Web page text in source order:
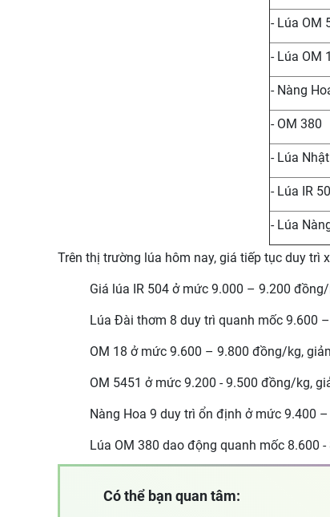
- Lúa OM
- Lúa OM
- Nàng
- OM 380
- Lúa Nhật
- Lúa IR
- Lúa
Trên thị trường lúa hôm nay, giá tiếp tục duy
Giá lúa IR 504 ở mức 9.000 – 9.200
Lúa Đài thơm 8 duy trì quanh mốc 9.600
OM 18 ở mức 9.600 – 9.800 đồng/kg,
OM 5451 ở mức 9.200 - 9.500 đồng/kg,
Nàng Hoa 9 duy trì ổn định ở mức 9.400
Lúa OM 380 dao động quanh mốc 8.600
Có thể bạn quan tâm: